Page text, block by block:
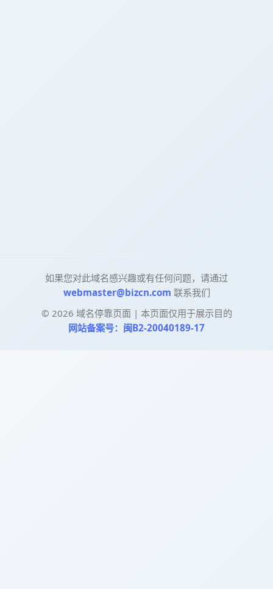
如果您对此域名感兴趣或有任何问题，请通过
webmaster@bizcn.com 联系我们
© 2026 域名停靠页面 | 本页面仅用于展示目的
网站备案号：闽B2-20040189-17